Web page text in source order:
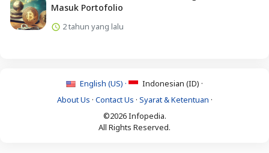
Masuk Portofolio
2 tahun yang lalu
English (US) ·
Indonesian (ID) ·
About Us · Contact Us · Syarat & Ketentuan ·
©2026 Infopedia.
All Rights Reserved.